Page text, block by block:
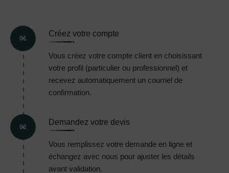
01
Créez votre compte
Vous créez votre compte client en choisissant
votre profil (particulier ou professionnel) et
recevez automatiquement un courriel de
confirmation.
02
Demandez votre devis
Vous remplissez votre demande en ligne et
échangez avec nous pour ajuster les détails
avant validation.